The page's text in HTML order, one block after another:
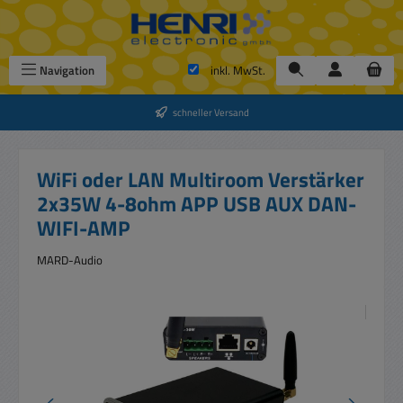
Zum Hauptinhalt springen
Navigation inkl. MwSt.
schneller Versand
WiFi oder LAN Multiroom Verstärker
2x35W 4-8ohm APP USB AUX DAN-
WIFI-AMP
MARD-Audio